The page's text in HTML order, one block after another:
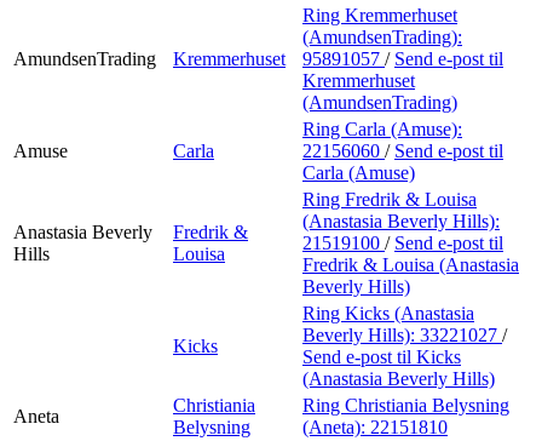
AmundsenTrading Kremmerhuset
Ring Kremmerhuset
(AmundsenTrading):
95891057 / Send e-post til
Kremmerhuset
(AmundsenTrading)
Amuse Carla
Ring Carla (Amuse):
22156060 / Send e-post til
Carla (Amuse)
Anastasia Beverly
Hills
Fredrik &
Louisa
Ring Fredrik & Louisa
(Anastasia Beverly Hills):
21519100 / Send e-post til
Fredrik & Louisa (Anastasia
Beverly Hills)
Kicks
Ring Kicks (Anastasia
Beverly Hills): 33221027 /
Send e-post til Kicks
(Anastasia Beverly Hills)
Aneta
Christiania
Belysning
Ring Christiania Belysning
(Aneta): 22151810